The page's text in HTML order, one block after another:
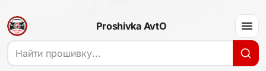
Proshivka AvtO